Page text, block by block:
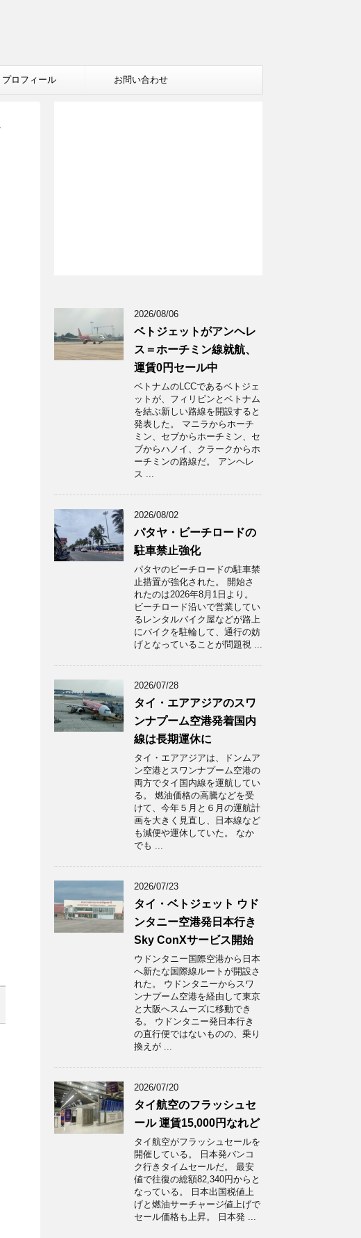
プロフィール お問い合わせ
2026/08/06
ベトジェットがアンヘレ
ス＝ホーチミン線就航、
運賃0円セール中
ベトナムのLCCであるベトジェ
ットが、フィリピンとベトナム
を結ぶ新しい路線を開設すると
発表した。 マニラからホーチ
ミン、セブからホーチミン、セ
ブからハノイ、クラークからホ
ーチミンの路線だ。 アンヘレ
ス ...
2026/08/02
パタヤ・ビーチロードの
駐車禁止強化
パタヤのビーチロードの駐車禁
止措置が強化された。 開始さ
れたのは2026年8月1日より。
ビーチロード沿いで営業してい
るレンタルバイク屋などが路上
にバイクを駐輪して、通行の妨
げとなっていることが問題視 ...
2026/07/28
タイ・エアアジアのスワ
ンナプーム空港発着国内
線は長期運休に
タイ・エアアジアは、ドンムア
ン空港とスワンナプーム空港の
両方でタイ国内線を運航してい
る。 燃油価格の高騰などを受
けて、今年５月と６月の運航計
画を大きく見直し、日本線など
も減便や運休していた。 なか
でも ...
2026/07/23
タイ・ベトジェット ウド
ンタニー空港発日本行き
Sky ConXサービス開始
ウドンタニー国際空港から日本
へ新たな国際線ルートが開設さ
れた。 ウドンタニーからスワ
ンナプーム空港を経由して東京
と大阪へスムーズに移動でき
る。 ウドンタニー発日本行き
の直行便ではないものの、乗り
換えが ...
2026/07/20
タイ航空のフラッシュセ
ール 運賃15,000円なれど
タイ航空がフラッシュセールを
開催している。 日本発バンコ
ク行きタイムセールだ。 最安
値で往復の総額82,340円からと
なっている。 日本出国税値上
げと燃油サーチャージ値上げで
セール価格も上昇。 日本発 ...